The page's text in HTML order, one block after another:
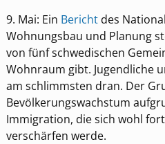
9. Mai: Ein Berichtdes
Wohnungsbau und Planung
von fünf schwedischen
Wohnraum gibt. Jugendliche
am schlimmsten dran. Der
Bevölkerungswachstum
Immigration, die sich wohl
verschärfen werde.